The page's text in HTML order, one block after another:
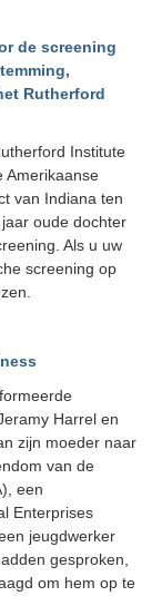
de screening
Rutherford
Institute
Amerikaanse
van Indiana ten
oude dochter
Als u uw
screening op
Harrel en
zijn moeder naar
van de
een
Enterprises
jeugdwerker
gesproken,
om hem op te